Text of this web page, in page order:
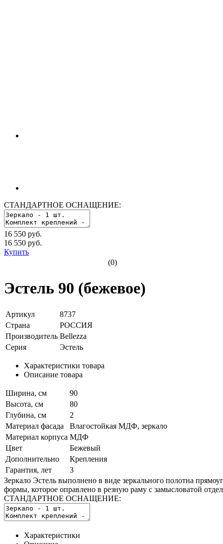
СТАНДАРТНОЕ ОСНАЩЕНИЕ:
16 550 руб.
16 550 руб.
Купить
(0)
Эстель 90 (бежевое)
Артикул
8737
Страна
РОССИЯ
Производитель Bellezza
Серия
Эстель
Характеристики товара
Описание товара
Ширина, см
90
Высота, см
80
Глубина, см
2
Материал фасада
Влагостойкая МДФ, зеркало
Материал корпуса МДФ
Цвет
Бежевый
Дополнительно
Крепления
Гарантия, лет
3
Зеркало Эстель выполнено в виде зеркального полотна
формы, которое оправлено в резную раму с замысловатой
СТАНДАРТНОЕ ОСНАЩЕНИЕ:
Характеристики